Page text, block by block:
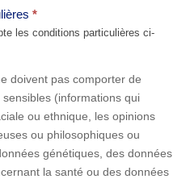
*
les conditions particulières ci-
doivent pas comporter de
(informations qui
ou ethnique, les opinions
ou philosophiques ou
génétiques, des données
la santé ou des données